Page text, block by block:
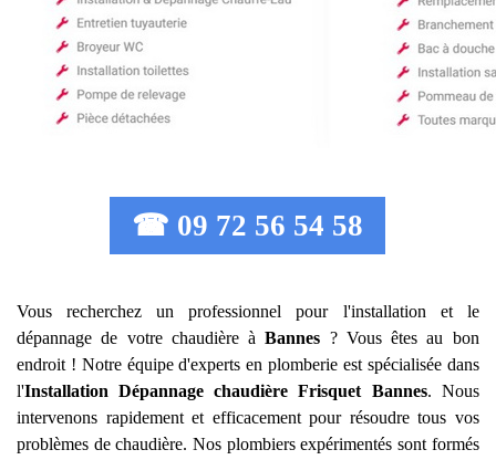
☎ 09 72 56 54 58
Vous recherchez un professionnel pour l'installation et le
dépannage de votre chaudière àBannes ? Vous êtes au bon
endroit ! Notre équipe d'experts en plomberie est spécialisée dans
l'Installation Dépannage chaudière Frisquet Bannes. Nous
intervenons rapidement et efficacement pour résoudre tous vos
problèmes de chaudière. Nos plombiers expérimentés sont formés